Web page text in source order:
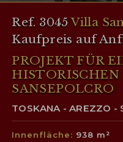
Ref. 3045Villa
Kaufpreis auf
PROJEKT FÜR
SANSEPOLCRO
TOSKANA - AREZZO -
Innenfläche: 938 m²